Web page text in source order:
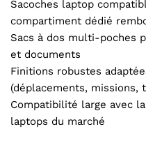
Sacoches laptop
compartiment dédié
Sacs à dos multi-poches
et documents
Finitions robustes
(déplacements, missions,
Compatibilité large avec
laptops du marché